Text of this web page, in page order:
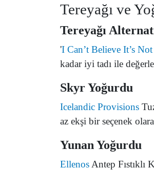
Tereyağı ve
Tereyağı
'I Can’t Believe It’s
kadar iyi tadı ile
Skyr Yoğurdu
Icelandic Provisions
az ekşi bir seçenek
Yunan Yoğurdu
Ellenos Antep Fıstıklı